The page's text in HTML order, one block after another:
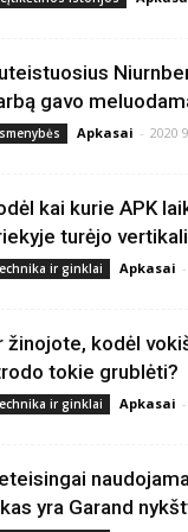
gavo
Apkasai - 2020
kai kurie APK
turėjo
ir ginklai Apkasai -
žinojote, kodėl
tokie grublėti?
ir ginklai Apkasai -
yra Garand